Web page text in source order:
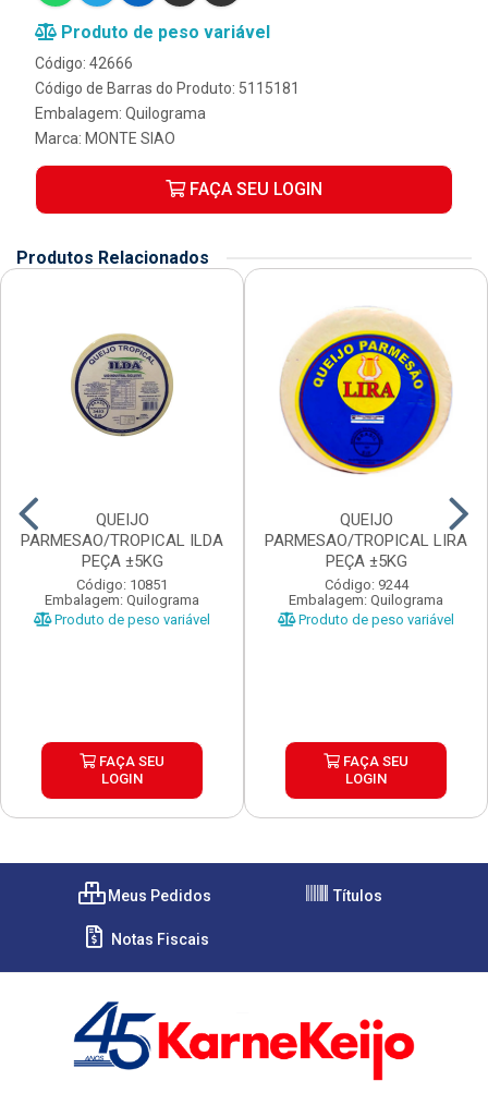
Produto de peso variável
Código: 42666
Código de Barras do Produto: 5115181
Embalagem: Quilograma
Marca: MONTE SIAO
FAÇA SEU LOGIN
Produtos Relacionados
QUEIJO
PARMESAO/TROPICAL ILDA
PEÇA ±5KG
Código: 10851
Embalagem: Quilograma
Produto de peso variável
FAÇA SEU
LOGIN
QUEIJO
PARMESAO/TROPICAL LIRA
PEÇA ±5KG
Código: 9244
Embalagem: Quilograma
Produto de peso variável
FAÇA SEU
LOGIN
Meus Pedidos Títulos
Notas Fiscais